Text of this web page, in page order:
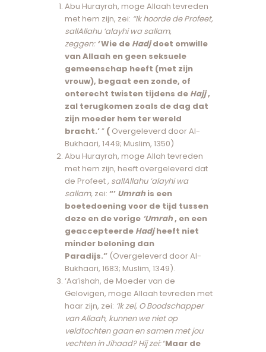
Abu Hurayrah, moge Allaah tevreden
met hem zijn, zei: “Ik hoorde de Profeet,
sallAllahu ‘alayhi wa sallam,
zeggen: ‘Wie de Hadjdoet omwille
van Allaah en geen seksuele
gemeenschap heeft (met zijn
vrouw), begaat een zonde, of
onterecht twisten tijdens de Hajj,
zal terugkomen zoals de dag dat
zijn moeder hem ter wereld
bracht.’” (Overgeleverd door Al-
Bukhaari, 1449; Muslim, 1350)
Abu Hurayrah, moge Allah tevreden
met hem zijn, heeft overgeleverd dat
de Profeet, sallAllahu ‘alayhi wa
sallam,zei: “’ Umrahis een
boetedoening voor de tijd tussen
deze en de vorige ‘Umrah, en een
geaccepteerde Hadjheeft niet
minder beloning dan
Paradijs.” (Overgeleverd door Al-
Bukhaari, 1683; Muslim, 1349).
‘Aa’ishah, de Moeder van de
Gelovigen, moge Allaah tevreden met
haar zijn, zei: ‘Ik zei, O Boodschapper
van Allaah, kunnen we niet op
veldtochten gaan en samen met jou
vechten in Jihaad? Hij zei:‘Maar de